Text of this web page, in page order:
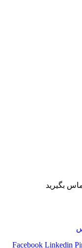
بگیرید
Facebook Linkedin